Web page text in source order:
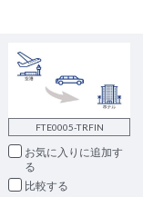
FTE0005-TRFIN
お気に入りに追加
比較